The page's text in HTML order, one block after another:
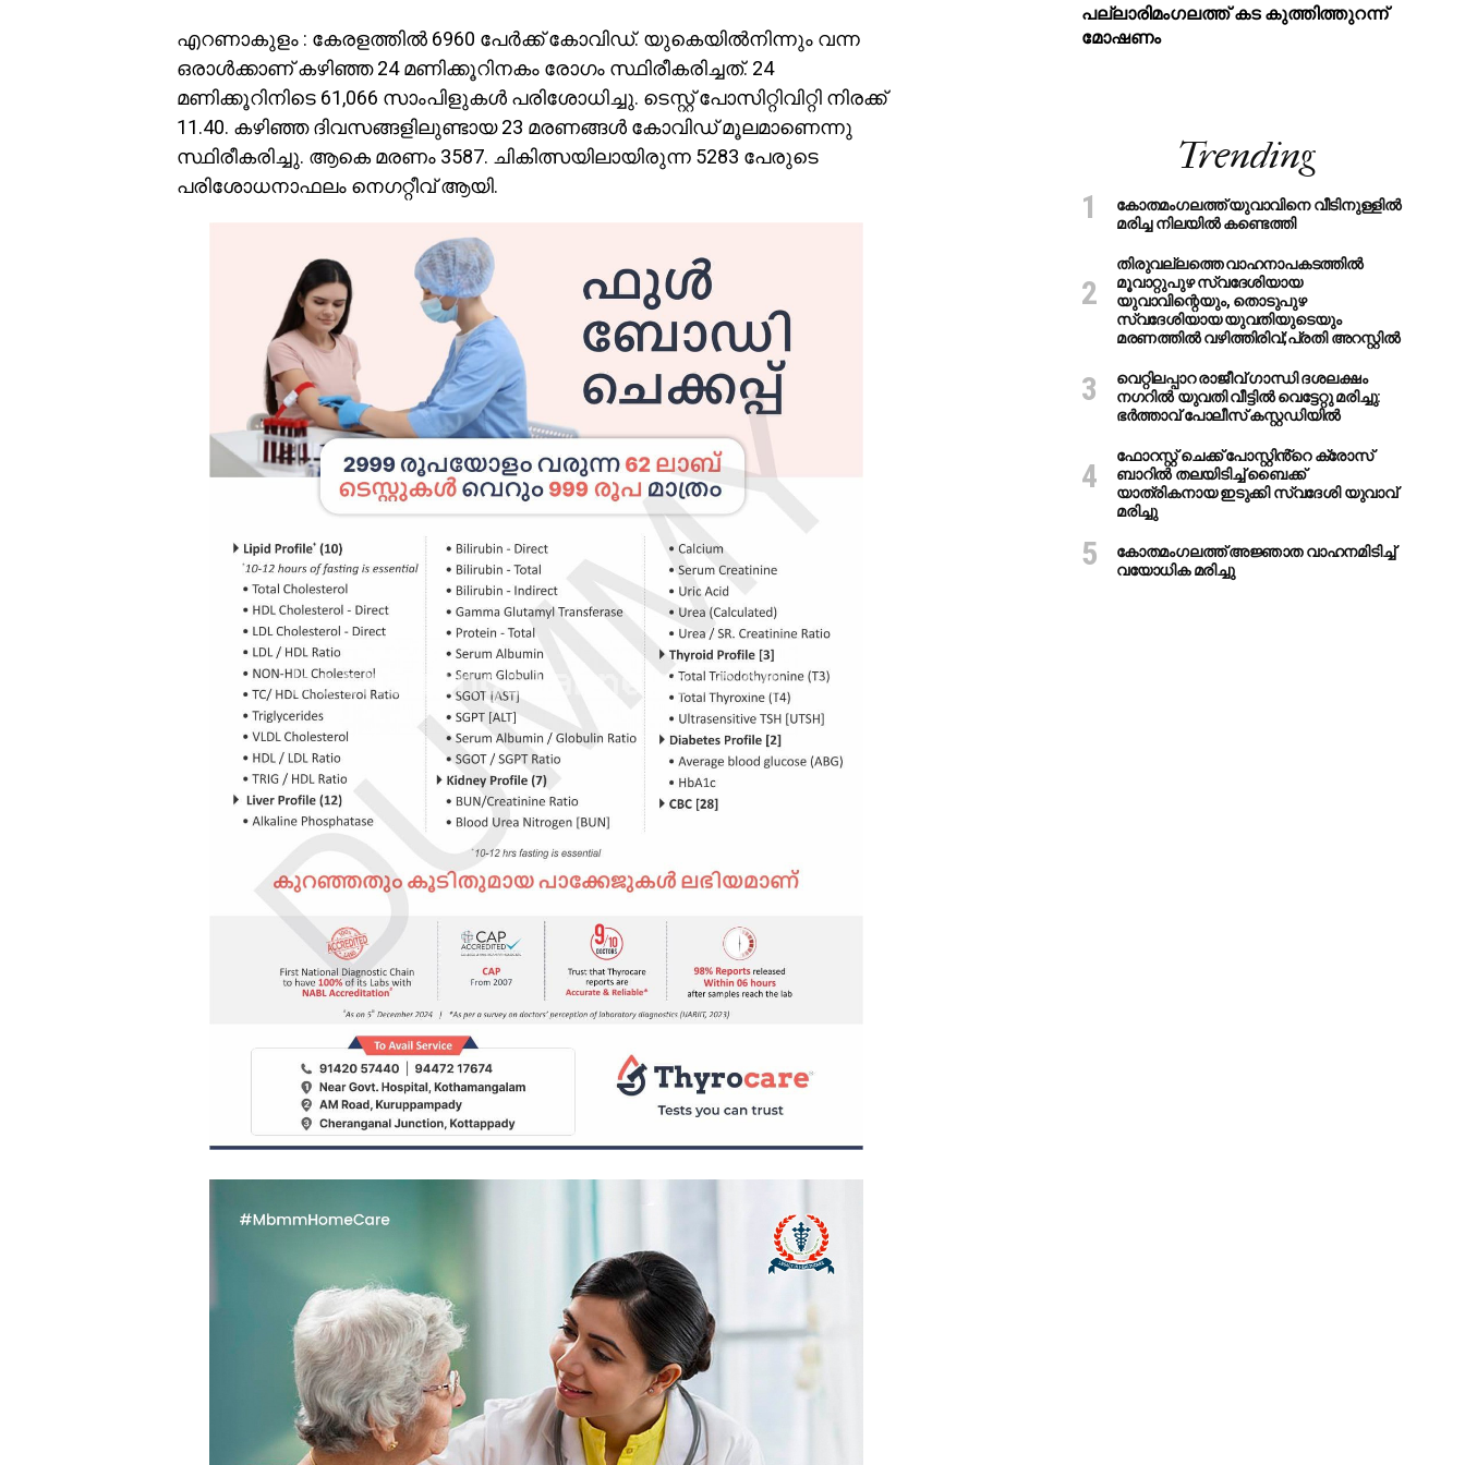
എറണാകുളം : കേരളത്തില്‍ 6960 പേര്‍ക്ക് കോവിഡ്. യുകെയില്‍നിന്നും വന്ന
ഒരാള്‍ക്കാണ് കഴിഞ്ഞ 24 മണിക്കൂറിനകം രോഗം സ്ഥിരീകരിച്ചത്. 24
മണിക്കൂറിനിടെ 61,066 സാംപിളുകൾ പരിശോധിച്ചു. ടെസ്റ്റ് പോസിറ്റിവിറ്റി നിരക്ക്
11.40. കഴിഞ്ഞ ദിവസങ്ങളിലുണ്ടായ 23 മരണങ്ങൾ കോവിഡ് മൂലമാണെന്നു
സ്ഥിരീകരിച്ചു. ആകെ മരണം 3587. ചികിത്സയിലായിരുന്ന 5283 പേരുടെ
പരിശോധനാഫലം നെഗറ്റീവ് ആയി.
പ​ല്ലാ​രി​മം​ഗ​ല​ത്ത് ക​ട കു​ത്തി​ത്തുറ​ന്ന്
മോ​ഷ​ണം
Trending
കോതമംഗലത്ത് യുവാവിനെ വീടിനുള്ളിൽ
മരിച്ച നിലയിൽ കണ്ടെത്തി
തിരുവല്ലത്തെ വാഹനാപകടത്തില്‍
മൂവാറ്റുപുഴ സ്വദേശിയായ
യുവാവിന്റെയും, തൊടുപുഴ
സ്വദേശിയായ യുവതിയുടെയും
മരണത്തില്‍ വഴിത്തിരിവ്;പ്രതി അറസ്റ്റില്‍
വെറ്റിലപ്പാറ രാജീവ് ഗാന്ധി ദശലക്ഷം
നഗറിൽ യുവതി വീട്ടിൽ വെട്ടേറ്റു മരിച്ചു:
ഭർത്താവ് പോലീസ് കസ്റ്റഡിയിൽ
ഫോറസ്റ്റ് ചെക്ക് പോസ്റ്റിൻ്റെ ക്രോസ്
ബാറില്‍ തലയിടിച്ച് ബൈക്ക്
യാത്രികനായ ഇടുക്കി സ്വദേശി യുവാവ്
മരിച്ചു
കോതമംഗലത്ത് അജ്ഞാത വാഹനമിടിച്ച്
വയോധിക മരിച്ചു